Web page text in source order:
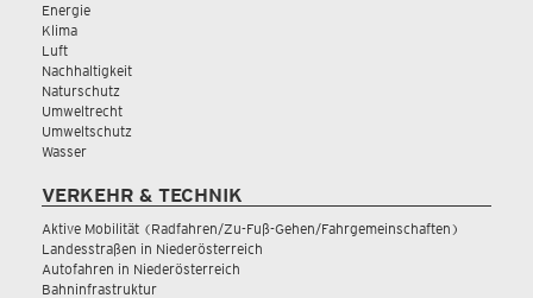
Energie
Klima
Luft
Nachhaltigkeit
Naturschutz
Umweltrecht
Umweltschutz
Wasser
VERKEHR & TECHNIK
Aktive Mobilität (Radfahren/Zu-Fuß-Gehen/Fahrgemeinschaften)
Landesstraßen in Niederösterreich
Autofahren in Niederösterreich
Bahninfrastruktur